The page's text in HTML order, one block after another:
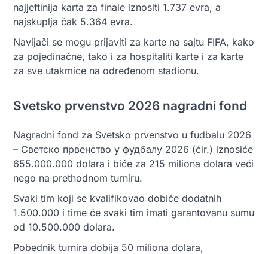
najjeftinija karta za finale iznositi 1.737 evra, a
najskuplja čak 5.364 evra.
Navijači se mogu prijaviti za karte na sajtu FIFA, kako
za pojedinačne, tako i za hospitaliti karte i za karte
za sve utakmice na određenom stadionu.
Svetsko prvenstvo 2026 nagradni fond
Nagradni fond za Svetsko prvenstvo u fudbalu 2026
– Светско првенство у фудбалу 2026 (ćir.) iznosiće
655.000.000 dolara i biće za 215 miliona dolara veći
nego na prethodnom turniru.
Svaki tim koji se kvalifikovao dobiće dodatnih
1.500.000 i time će svaki tim imati garantovanu sumu
od 10.500.000 dolara.
Pobednik turnira dobija 50 miliona dolara,